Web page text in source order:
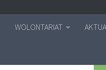
WOLONTARIAT